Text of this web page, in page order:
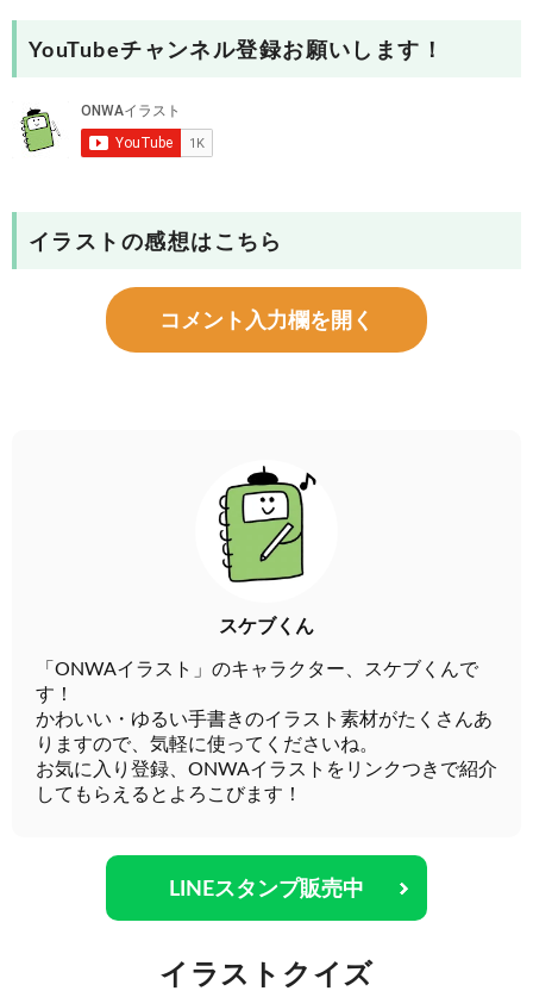
YouTubeチャンネル登録お願いします！
イラストの感想はこちら
コメント入力欄を開く
スケブくん
「ONWAイラスト」のキャラクター、スケブくんで
す！
かわいい・ゆるい手書きのイラスト素材がたくさんあ
りますので、気軽に使ってくださいね。
お気に入り登録、ONWAイラストをリンクつきで紹介
してもらえるとよろこびます！
LINEスタンプ販売中
イラストクイズ